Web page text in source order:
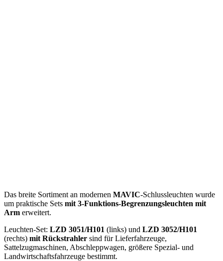
Das breite Sortiment an modernen MAVIC-Schlussleuchten wurde
um praktische Sets mit 3-Funktions-Begrenzungsleuchten mit
Arm erweitert.
Leuchten-Set: LZD 3051/H101 (links) und LZD 3052/H101
(rechts) mit Rückstrahler sind für Lieferfahrzeuge,
Sattelzugmaschinen, Abschleppwagen, größere Spezial- und
Landwirtschaftsfahrzeuge bestimmt.